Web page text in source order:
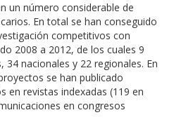
un número considerable de
En total se han conseguido
competitivos con
2008 a 2012, de los cuales 9
34 nacionales y 22 regionales. En
se han publicado
en revistas indexadas (119 en
en congresos